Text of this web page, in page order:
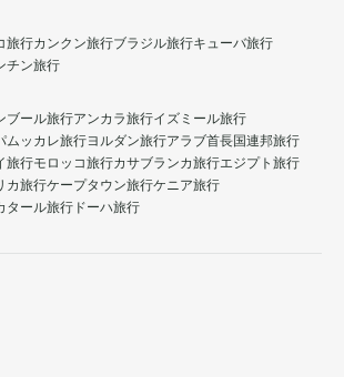
旅行カンクン旅行ブラジル旅行キューバ旅行
チン旅行
ブール旅行アンカラ旅行イズミール旅行
ムッカレ旅行ヨルダン旅行アラブ首長国連邦旅行
旅行モロッコ旅行カサブランカ旅行エジプト旅行
カ旅行ケープタウン旅行ケニア旅行
タール旅行 ドーハ旅行